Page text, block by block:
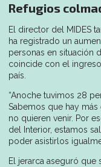
Refugios
El director del MIDES
ha registrado un
personas en situación
coincide con el
país.
“Anoche tuvimos 28
Sabemos que hay más
no quieren venir. Por
del Interior, estamos
poder asistirlos
El jerarca aseguró